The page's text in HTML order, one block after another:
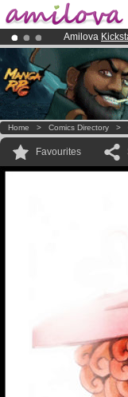
Amilova
Already
Premium
Home > Comics Directory >
Favourites